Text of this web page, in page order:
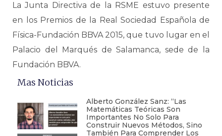
La Junta Directiva de la RSME estuvo presente
en los Premios de la Real Sociedad Española de
Física-Fundación BBVA 2015, que tuvo lugar en el
Palacio del Marqués de Salamanca, sede de la
Fundación BBVA.
Mas Noticias
Alberto González Sanz: “Las
Matemáticas Teóricas Son
Importantes No Solo Para
Construir Nuevos Métodos, Sino
También Para Comprender Los